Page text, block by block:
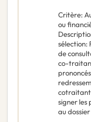
Critère:
ou
sélection:
de
co-
signer les
au